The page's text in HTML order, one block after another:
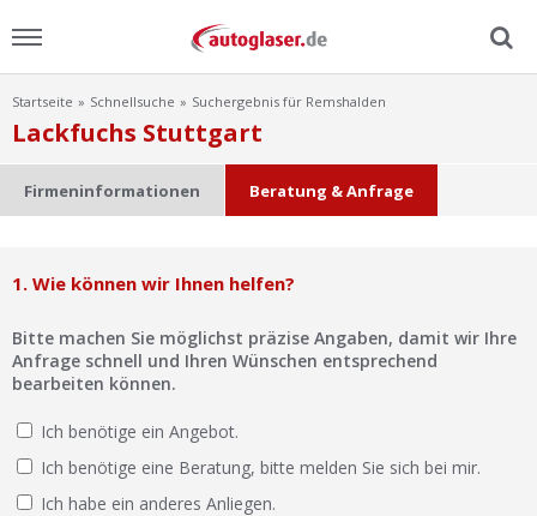
Menu
Home
Ratgeber
Scheibensuche
FAQ
Lexikon
Startseite Schnellsuche Suchergebnis für Remshalden
Lackfuchs Stuttgart
Firmeninformationen Beratung & Anfrage
1. Wie können wir Ihnen helfen?
Bitte machen Sie möglichst präzise Angaben, damit wir Ihre
Anfrage schnell und Ihren Wünschen entsprechend
bearbeiten können.
Ich benötige ein Angebot.
Ich benötige eine Beratung, bitte melden Sie sich bei mir.
Ich habe ein anderes Anliegen.